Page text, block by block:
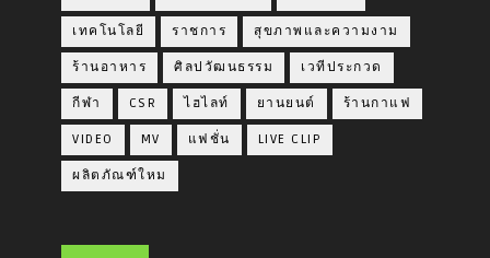
เทคโนโลยี ราชการ สุขภาพและความงาม
ร้านอาหาร ศิลปวัฒนธรรม เวทีประกวด
กีฬา CSR ไฮไลท์ ยานยนต์ ร้านกาแฟ
VIDEO MV แฟชั่น LIVE CLIP
ผลิตภัณฑ์ใหม